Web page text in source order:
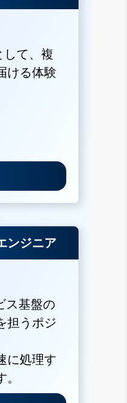
して、複
ける体験
ンジニア
ス基盤の
担うポジ
に処理す